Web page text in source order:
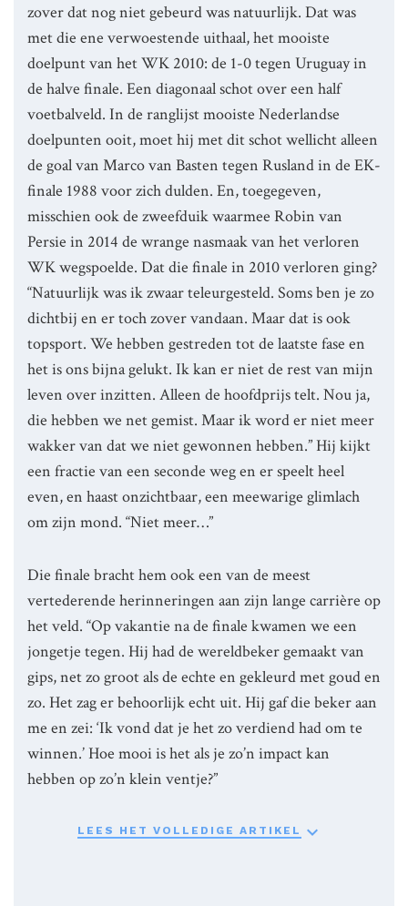
zover dat nog niet gebeurd was natuurlijk. Dat was
met die ene verwoestende uithaal, het mooiste
doelpunt van het WK 2010: de 1-0 tegen Uruguay in
de halve finale. Een diagonaal schot over een half
voetbalveld. In de ranglijst mooiste Nederlandse
doelpunten ooit, moet hij met dit schot wellicht alleen
de goal van Marco van Basten tegen Rusland in de EK-
finale 1988 voor zich dulden. En, toegegeven,
misschien ook de zweefduik waarmee Robin van
Persie in 2014 de wrange nasmaak van het verloren
WK wegspoelde. Dat die finale in 2010 verloren ging?
“Natuurlijk was ik zwaar teleurgesteld. Soms ben je zo
dichtbij en er toch zover vandaan. Maar dat is ook
topsport. We hebben gestreden tot de laatste fase en
het is ons bijna gelukt. Ik kan er niet de rest van mijn
leven over inzitten. Alleen de hoofdprijs telt. Nou ja,
die hebben we net gemist. Maar ik word er niet meer
wakker van dat we niet gewonnen hebben.” Hij kijkt
een fractie van een seconde weg en er speelt heel
even, en haast onzichtbaar, een meewarige glimlach
om zijn mond. “Niet meer…”
Die finale bracht hem ook een van de meest
vertederende herinneringen aan zijn lange carrière op
het veld. “Op vakantie na de finale kwamen we een
jongetje tegen. Hij had de wereldbeker gemaakt van
gips, net zo groot als de echte en gekleurd met goud en
zo. Het zag er behoorlijk echt uit. Hij gaf die beker aan
me en zei: ‘Ik vond dat je het zo verdiend had om te
winnen.’ Hoe mooi is het als je zo’n impact kan
hebben op zo’n klein ventje?”
LEES HET VOLLEDIGE ARTIKEL 